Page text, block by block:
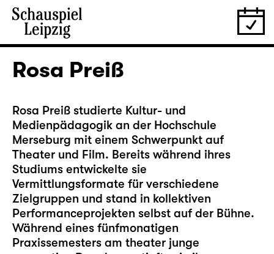
Rosa Preiß
Rosa Preiß studierte Kultur- und
Medienpädagogik an der Hochschule
Merseburg mit einem Schwerpunkt auf
Theater und Film. Bereits während ihres
Studiums entwickelte sie
Vermittlungsformate für verschiedene
Zielgruppen und stand in kollektiven
Performanceprojekten selbst auf der Bühne.
Während eines fünfmonatigen
Praxissemesters am theater junge